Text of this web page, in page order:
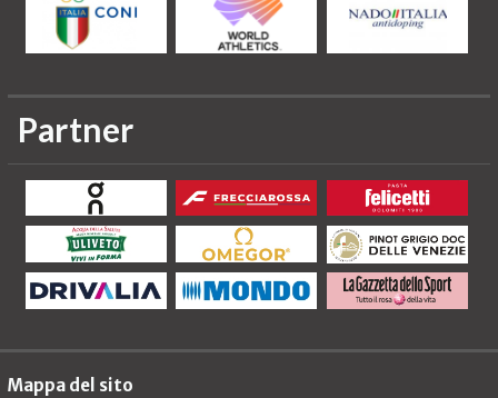
Partner
Mappa del sito